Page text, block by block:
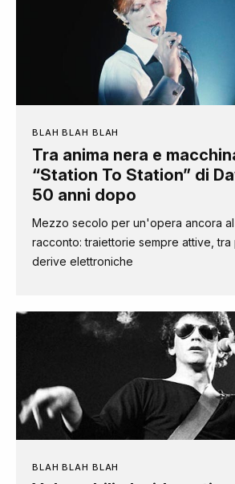
BLAH BLAH BLAH
Tra anima nera e
“Station To Station” di
50 anni dopo
Mezzo secolo per un'opera ancora
racconto: traiettorie sempre attive, tra
derive elettroniche
BLAH BLAH BLAH